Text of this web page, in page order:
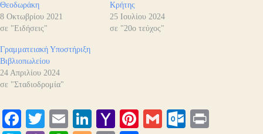
Θεοδωράκη
8 Οκτωβρίου 2021
σε "Ειδήσεις"
Κρήτης
25 Ιουλίου 2024
σε "20ο τεύχος"
Γραμματειακή Υποστήριξη
Βιβλιοπωλείου
24 Απριλίου 2024
σε "Σταδιοδρομία"
Fa T
E
Li
Y
Pi
G
O